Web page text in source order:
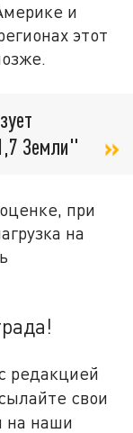
и
этот
Земли"
при
на
редакцией
свои
на наши